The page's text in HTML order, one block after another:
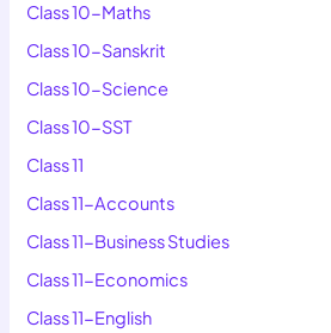
Class 10-Maths
Class 10-Sanskrit
Class 10-Science
Class 10-SST
Class 11
Class 11-Accounts
Class 11-Business Studies
Class 11-Economics
Class 11-English